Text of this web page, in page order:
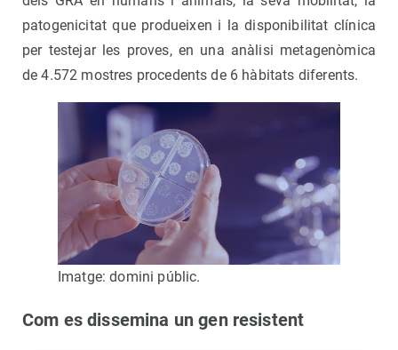
patogenicitat que produeixen i la disponibilitat clínica
per testejar les proves, en una anàlisi metagenòmica
de 4.572 mostres procedents de 6 hàbitats diferents.
Imatge: domini públic.
Com es dissemina un gen resistent